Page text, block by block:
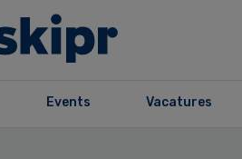
Events Vacatures